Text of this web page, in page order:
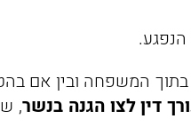
בתוך המשפחה ובין אם
דין לצו הגנה בנשר,